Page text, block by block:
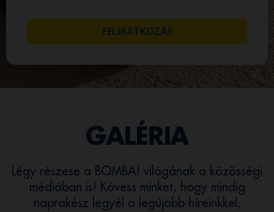
FELIRATKOZÁS
GALÉRIA
Légy részese a BOMBA! világának a közösségi
médiában is! Kövess minket, hogy mindig
naprakész legyél a legújabb híreinkkel,